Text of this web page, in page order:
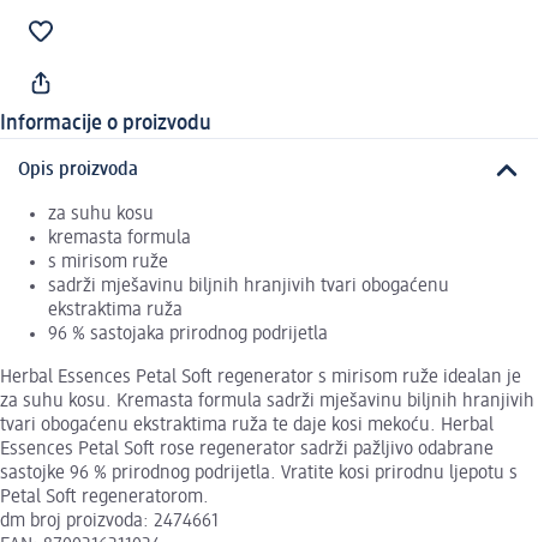
Informacije o proizvodu
Opis proizvoda
za suhu kosu
kremasta formula
s mirisom ruže
sadrži mješavinu biljnih hranjivih tvari obogaćenu
ekstraktima ruža
96 % sastojaka prirodnog podrijetla
Herbal Essences Petal Soft regenerator s mirisom ruže idealan je
za suhu kosu. Kremasta formula sadrži mješavinu biljnih hranjivih
tvari obogaćenu ekstraktima ruža te daje kosi mekoću. Herbal
Essences Petal Soft rose regenerator sadrži pažljivo odabrane
sastojke 96 % prirodnog podrijetla. Vratite kosi prirodnu ljepotu s
Petal Soft regeneratorom.
dm broj proizvoda: 2474661